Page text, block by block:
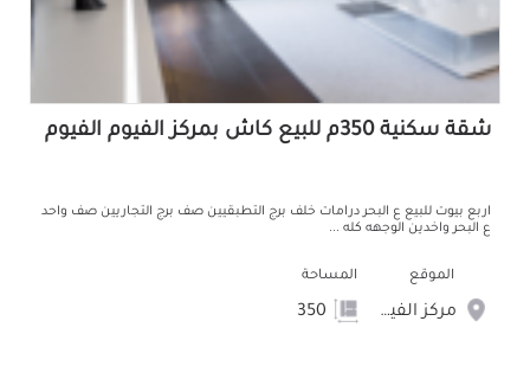
شقة سكنية 350م للبيع كاش بمركز الفيوم الفيوم
اربع بيوت للبيع ع البحر درامات خلف برج التطبقيين صف برج التجاريين صف واحد
ع البحر واخدين الوجهه كله ...
الموقع
مركز الفيوم
المساحة